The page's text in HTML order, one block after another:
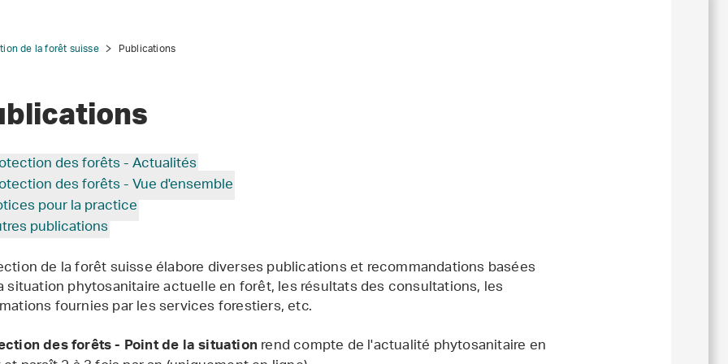
de la forêt suisse Publications
des forêts - Actualités
des forêts - Vue d'ensemble
pour la practice
publications
de la forêt suisse élabore diverses publications et recommandations basées
situation phytosanitaire actuelle en forêt, les résultats des consultations, les
fournies par les services forestiers, etc.
des forêts - Point de la situationrend compte de l'actualité phytosanitaire en